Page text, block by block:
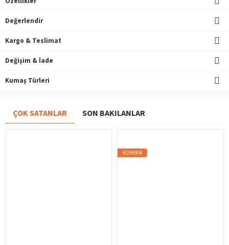
Değerlendir
Kargo & Teslimat
Değişim & İade
Kumaş Türleri
ÇOK SATANLAR SON BAKILANLAR
KOMBIN